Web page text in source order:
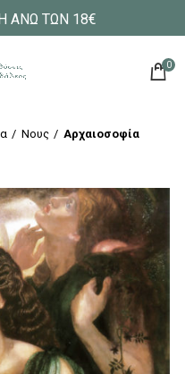
ΑΝΩ ΤΩΝ 18€
0
Νους Αρχαιοσοφία